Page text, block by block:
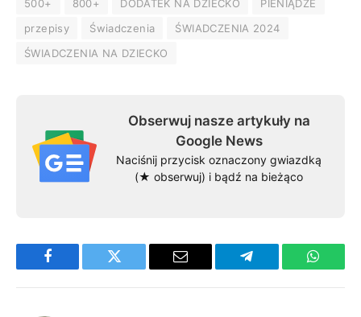
500+ 800+ DODATEK NA DZIECKO
PIENIĄDZE
przepisy
Świadczenia
ŚWIADCZENIA 2024
ŚWIADCZENIA NA DZIECKO
Obserwuj nasze artykuły na
Google News
Naciśnij przycisk oznaczony gwiazdką
(★ obserwuj) i bądź na bieżąco
Facebook Twitter Email Telegram